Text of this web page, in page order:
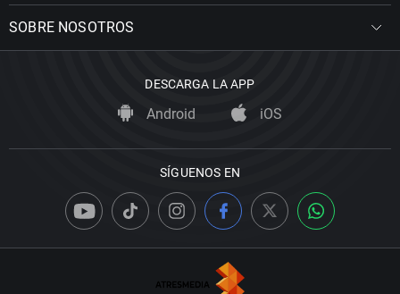
SOBRE NOSOTROS
DESCARGA LA APP
Android iOS
SÍGUENOS EN